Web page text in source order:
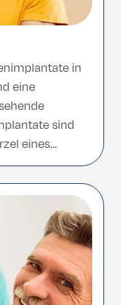
in
eine
sind
eines
und bieten
Brücken
Sie
Kliniken
das Land […]